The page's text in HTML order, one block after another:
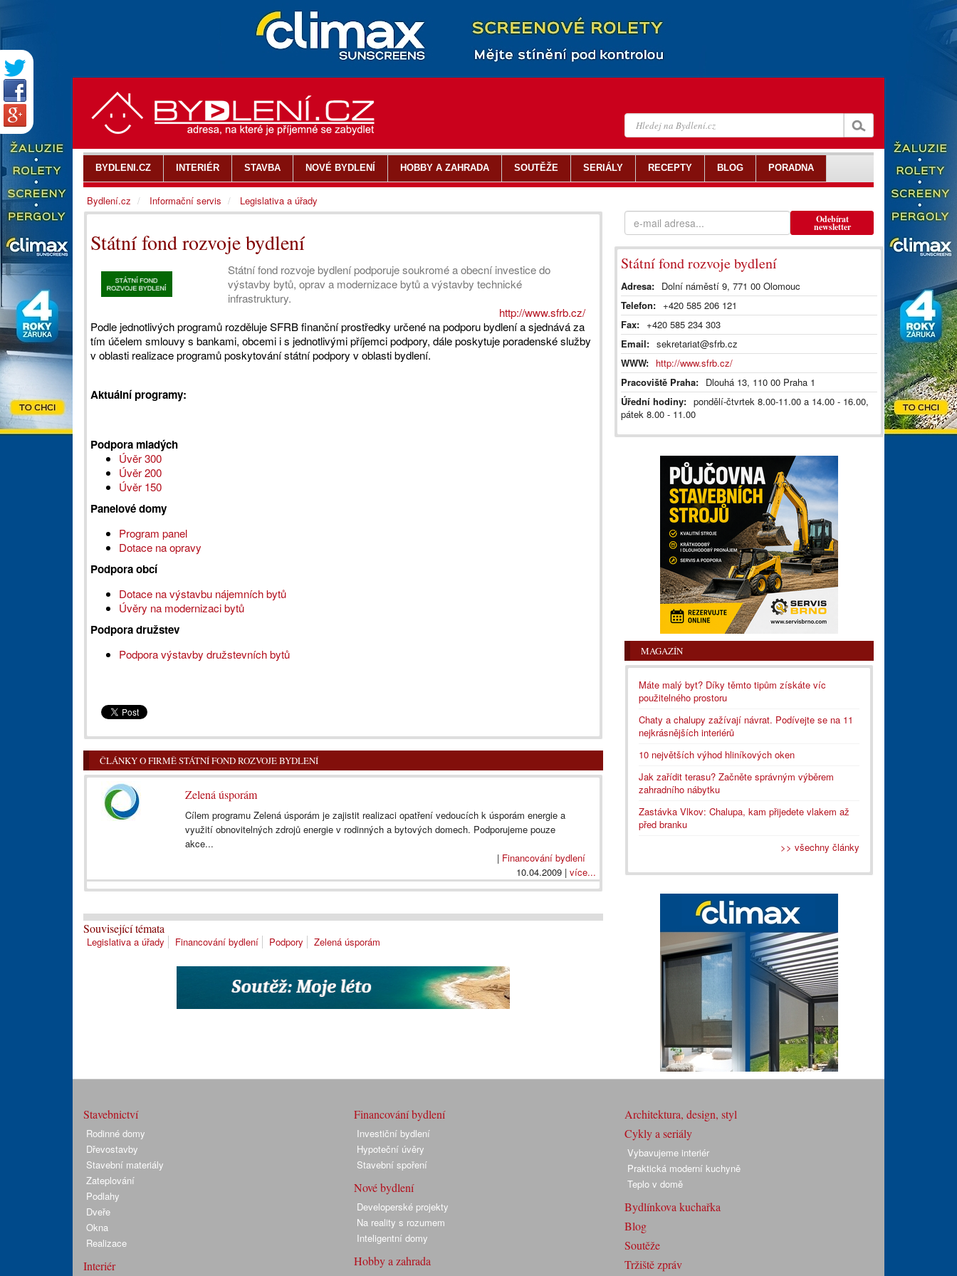
Státní fond rozvoje bydlení
Státní fond rozvoje bydlení podporuje soukromé a obecní investice do
výstavby bytů, oprav a modernizace bytů a výstavby technické
infrastruktury.
http://www.sfrb.cz/
Podle jednotlivých programů rozděluje SFRB finanční prostředky určené na podporu bydlení a sjednává za
tím účelem smlouvy s bankami, obcemi i s jednotlivými příjemci podpory, dále poskytuje poradenské služby
v oblasti realizace programů poskytování státní podpory v oblasti bydlení.
Aktuální programy:
Podpora mladých
Úvěr 300
Úvěr 200
Úvěr 150
Panelové domy
Program panel
Dotace na opravy
Podpora obcí
Dotace na výstavbu nájemních bytů
Úvěry na modernizaci bytů
Podpora družstev
Podpora výstavby družstevních bytů
ČLÁNKY O FIRMĚ STÁTNÍ FOND ROZVOJE BYDLENÍ
Zelená úsporám
Cílem programu Zelená úsporám je zajistit realizaci opatření vedoucích k úsporám energie a
využití obnovitelných zdrojů energie v rodinných a bytových domech. Podporujeme pouze
akce...
| Financování bydlení
10.04.2009 | více...
Související témata
Legislativa a úřady Financování bydlení Podpory Zelená úsporám
Odebírat
newsletter
Státní fond rozvoje bydlení
Adresa: Dolní náměstí 9, 771 00 Olomouc
Telefon: +420 585 206 121
Fax: +420 585 234 303
Email: sekretariat@sfrb.cz
WWW: http://www.sfrb.cz/
Pracoviště Praha: Dlouhá 13, 110 00 Praha 1
Úřední hodiny: pondělí-čtvrtek 8.00-11.00 a 14.00 - 16.00,
pátek 8.00 - 11.00
MAGAZÍN
Máte malý byt? Díky těmto tipům získáte víc
použitelného prostoru
Chaty a chalupy zažívají návrat. Podívejte se na 11
nejkrásnějších interiérů
10 největších výhod hliníkových oken
Jak zařídit terasu? Začněte správným výběrem
zahradního nábytku
Zastávka Vlkov: Chalupa, kam přijedete vlakem až
před branku
>> všechny články
BYDLENI.CZ INTERIÉR STAVBA NOVÉ BYDLENÍ HOBBY A ZAHRADA SOUTĚŽE SERIÁLY RECEPTY BLOG PORADNA
Bydlení.cz Informační servis Legislativa a úřady
Stavebnictví
Rodinné domy
Dřevostavby
Stavební materiály
Zateplování
Podlahy
Dveře
Okna
Realizace
Interiér
Financování bydlení
Investiční bydlení
Hypoteční úvěry
Stavební spoření
Nové bydlení
Developerské projekty
Na reality s rozumem
Inteligentní domy
Hobby a zahrada
Architektura, design, styl
Cykly a seriály
Vybavujeme interiér
Praktická moderní kuchyně
Teplo v domě
Bydlínkova kuchařka
Blog
Soutěže
Tržiště zpráv